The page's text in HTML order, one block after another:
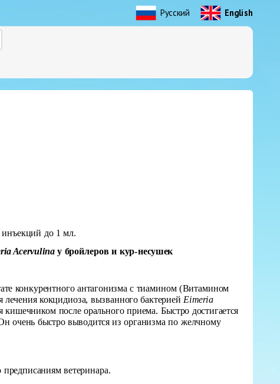
Русский English
до 1 мл.
Acervulinaу бройлеров и кур-несушек
конкурентного антагонизма с тиамином (Витамином
кокцидиоза, вызванного бактерией Eimeria
после орального приема. Быстро достигается
очень быстро выводится из организма по желчному
ветеринара.